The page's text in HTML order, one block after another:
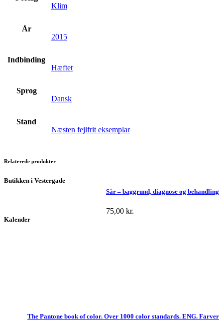
Klim
År
2015
Indbinding
Hæftet
Sprog
Dansk
Stand
Næsten fejlfrit eksemplar
Relaterede produkter
Sår – baggrund, diagnose og behandling
75,00 kr.
The Pantone book of color. Over 1000 color standards. ENG. Farver
Butikken i Vestergade
Kalender